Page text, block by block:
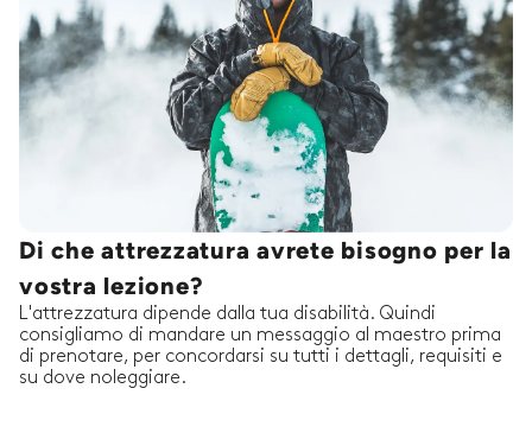
Di che attrezzatura avrete bisogno per la
vostra lezione?
L'attrezzatura dipende dalla tua disabilità. Quindi
consigliamo di mandare un messaggio al maestro prima
di prenotare, per concordarsi su tutti i dettagli, requisiti e
su dove noleggiare.